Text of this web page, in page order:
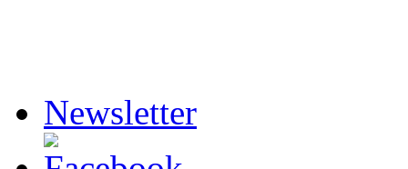
Newsletter